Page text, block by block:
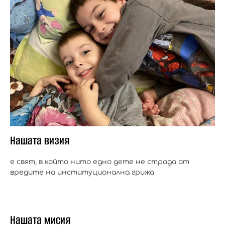
Нашата визия
е свят, в който нито едно дете не страда от
вредите на институционална грижа
Нашата мисия